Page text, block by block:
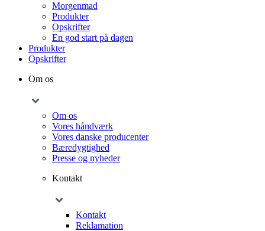
Morgenmad
Produkter
Opskrifter
En god start på dagen
Produkter
Opskrifter
Om os
Om os
Vores håndværk
Vores danske producenter
Bæredygtighed
Presse og nyheder
Kontakt
Kontakt
Reklamation